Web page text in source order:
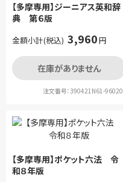
【多摩専用】ジーニアス英和辞
典 第６版
金額小計(税込) 3,960円
在庫がありません
注文番号：390421N61-96020
【多摩専用】ポケット六法 令
和８年版